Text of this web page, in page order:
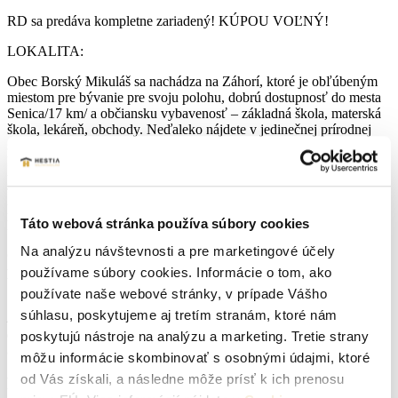
Táto webová stránka používa súbory cookies
Na analýzu návštevnosti a pre marketingové účely
používame súbory cookies. Informácie o tom, ako
používate naše webové stránky, v prípade Vášho
súhlasu, poskytujeme aj tretím stranám, ktoré nám
poskytujú nástroje na analýzu a marketing. Tretie strany
môžu informácie skombinovať s osobnými údajmi, ktoré
od Vás získali, a následne môže prísť k ich prenosu
RD sa predáva kompletne zariadený! KÚPOU VOĽNÝ!
LOKALITA:
Obec Borský Mikuláš sa nachádza na Záhorí, ktoré je obľúbeným
miestom pre bývanie pre svoju polohu, dobrú dostupnosť do mesta
Senica/17 km/ a občiansku vybavenosť – základná škola, materská
škola, lekáreň, obchody. Neďaleko nájdete v jedinečnej prírodnej
Resort. Ak by ste aj práve golf nehrávali, celá okolitá oblasť Vám
ponúkne aj množstvo iných športových a rekreačných aktivít.
lesa.
Objednajte si obhliadku na tel. čísle 0907 267 674 a rada Vám
predstavím tento rodinný dom.
V cene je zahrnutý kompletný realitný a právny servis – kúpna
zmluva, úhrada základných poplatkov – notár+kataster, prepis
energií, odovzdanie nehnuteľnosti. Financovanie zabezpečíme
bezplatne s najlepšími finančnými podmienkami na trhu.
Parametre nehnuteľnosti